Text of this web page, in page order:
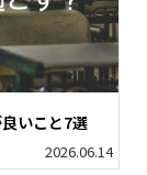
いこと7選
2026.06.14